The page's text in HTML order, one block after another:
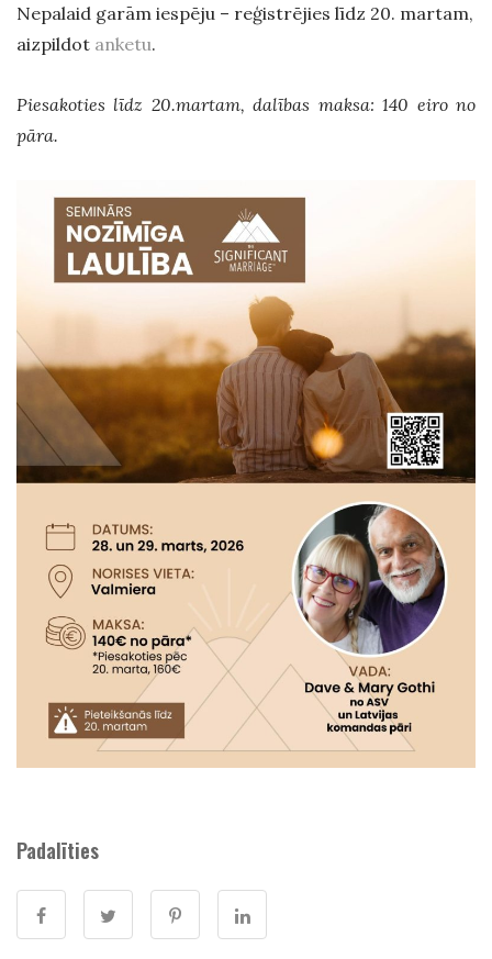
Nepalaid garām iespēju – reģistrējies līdz 20. martam,
aizpildot anketu.
Piesakoties līdz 20.martam, dalības maksa: 140 eiro no
pāra.
Padalīties